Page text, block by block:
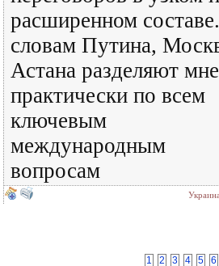
расширенном
словам Путина,
Астана разделяют
практически по всем
ключевым
международным
вопросам
1
2 3 4 5 6